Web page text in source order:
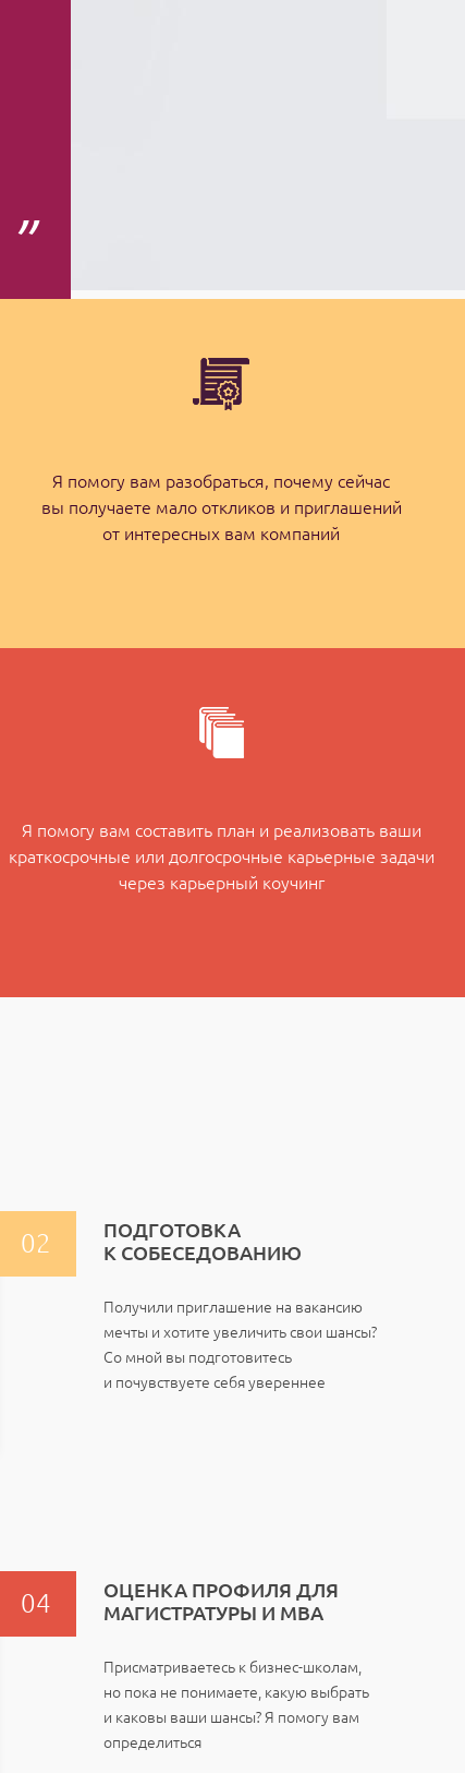
Я помогу вам разобраться, почему сейчас
вы получаете мало откликов и приглашений
от интересных вам компаний
Я помогу вам составить план и реализовать ваши
краткосрочные или долгосрочные карьерные задачи
через карьерный коучинг
ПОДГОТОВКА
К СОБЕСЕДОВАНИЮ
Получили приглашение на вакансию
мечты и хотите увеличить свои шансы?
Со мной вы подготовитесь
и почувствуете себя увереннее
ОЦЕНКА ПРОФИЛЯ ДЛЯ
МАГИСТРАТУРЫ И MBA
Присматриваетесь к бизнес-школам,
но пока не понимаете, какую выбрать
и каковы ваши шансы? Я помогу вам
определиться